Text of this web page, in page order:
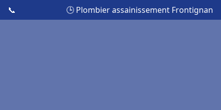
📞 🕒 Plombier assainissement Frontignan